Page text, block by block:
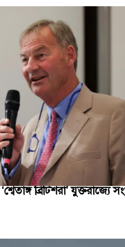
ব্রিটিশরা’ যুক্তরাজ্যে